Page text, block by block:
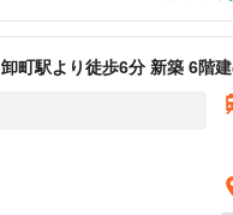
卸町駅より徒歩6分 新築 6階